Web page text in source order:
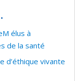
élus à
de la santé
d’éthique vivante